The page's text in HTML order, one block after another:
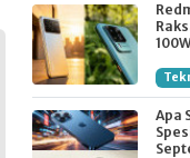
100W
Apa